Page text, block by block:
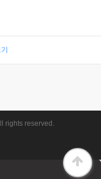
rights reserved.